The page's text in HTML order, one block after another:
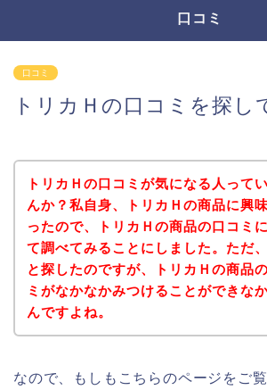
口コミ
口コミ
トリカＨの口コミを探し
トリカＨの口コミが気になる人って
んか？私自身、トリカＨの商品に興
ったので、トリカＨの商品の口コミ
て調べてみることにしました。ただ
と探したのですが、トリカＨの商品
ミがなかなかみつけることができな
んですよね。
なので、もしもこちらのページをご